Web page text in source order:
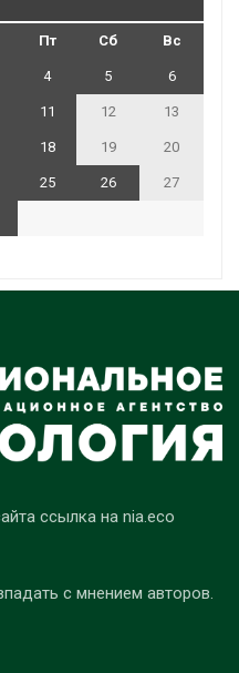
Пт Сб Вс
4 5 6
11 12 13
18 19 20
25 26 27
ссылка на nia.eco
с мнением авторов.